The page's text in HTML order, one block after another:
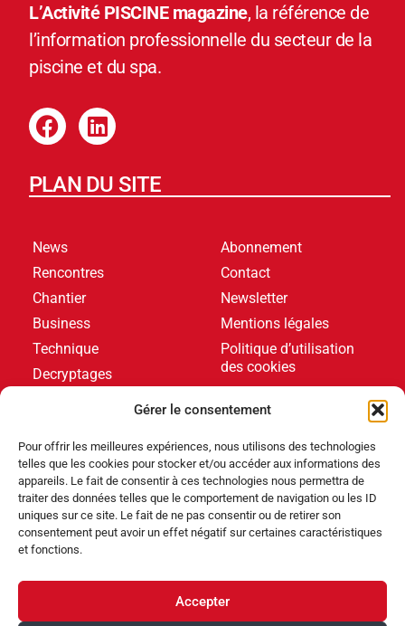
Gérer le consentement
Pour offrir les meilleures expériences, nous utilisons des technologies
telles que les cookies pour stocker et/ou accéder aux informations des
appareils. Le fait de consentir à ces technologies nous permettra de
traiter des données telles que le comportement de navigation ou les ID
uniques sur ce site. Le fait de ne pas consentir ou de retirer son
consentement peut avoir un effet négatif sur certaines caractéristiques
et fonctions.
Accepter
L’Activité PISCINE magazine, la référence de
l’information professionnelle du secteur de la
piscine et du spa.
PLAN DU SITE
News
Rencontres
Chantier
Business
Technique
Decryptages
Abonnement
Contact
Newsletter
Mentions légales
Politique d’utilisation
des cookies
DERNIERS ARTICLES
Événements,Produits
ses pompes à chaleur Poolex MegaLine Fi